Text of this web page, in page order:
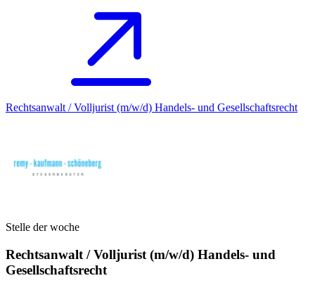
Rechtsanwalt / Volljurist (m/w/d) Handels- und Gesellschaftsrecht
Stelle der woche
Rechtsanwalt / Volljurist (m/w/d) Handels- und
Gesellschaftsrecht